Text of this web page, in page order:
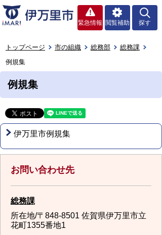
緊急情報 閲覧補助 探す
トップページ 市の組織 総務部
総務課
例規集
例規集
伊万里市例規集
お問い合わせ先
総務課
所在地/〒848-8501 佐賀県伊万里市立
花町1355番地1